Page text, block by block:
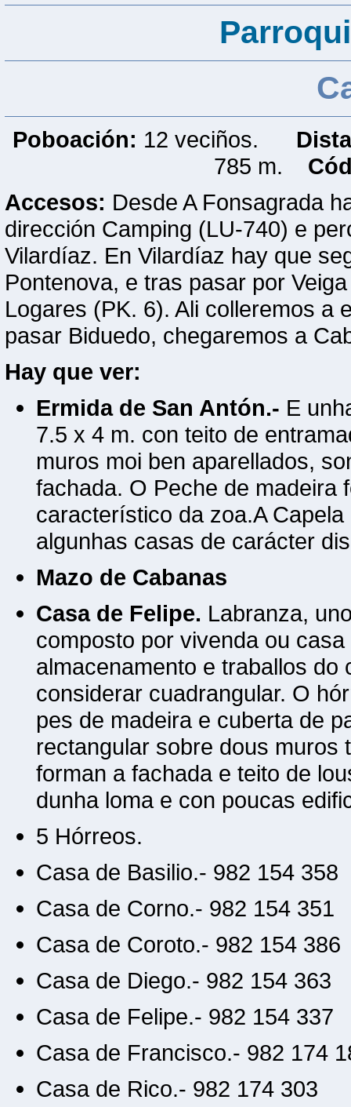
Poboación: 12 veciños.
785 m.
Accesos: Desde A Fonsagrada
dirección Camping (LU-740) e
Vilardíaz. En Vilardíaz hay que
Pontenova, e tras pasar por
Logares (PK. 6). Ali colleremos a
pasar Biduedo, chegaremos a
Hay que ver:
Ermida de San Antón.- E
7.5 x 4 m. con teito de
muros moi ben aparellados,
fachada. O Peche de madeira
característico da zoa.A
algunhas casas de carácter
Mazo de Cabanas
Casa de Felipe. Labranza,
composto por vivenda ou
almacenamento e traballos do
considerar cuadrangular. O
pes de madeira e cuberta de
rectangular sobre dous muros
forman a fachada e teito de
dunha loma e con poucas
5 Hórreos.
Casa de Basilio.- 982 154 358
Casa de Corno.- 982 154 351
Casa de Coroto.- 982 154 386
Casa de Diego.- 982 154 363
Casa de Felipe.- 982 154 337
Casa de Francisco.- 982 174
Casa de Rico.- 982 174 303